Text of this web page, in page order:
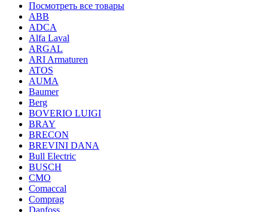
Посмотреть все товары
ABB
ADCA
Alfa Laval
ARGAL
ARI Armaturen
ATOS
AUMA
Baumer
Berg
BOVERIO LUIGI
BRAY
BRECON
BREVINI DANA
Bull Electric
BUSCH
CMO
Comaccal
Comprag
Danfoss